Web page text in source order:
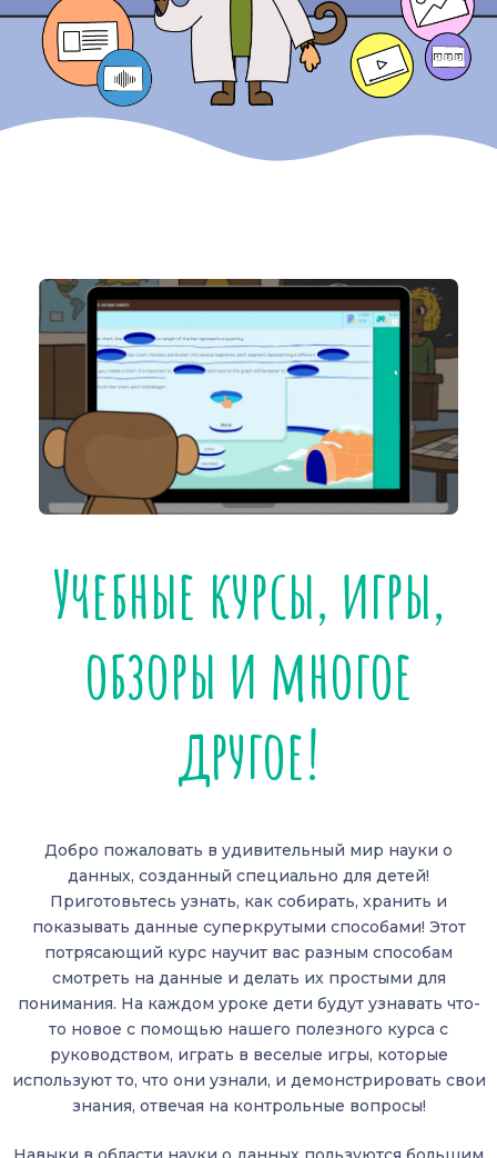
Учебные курсы, игры,
обзоры и многое
другое!
Добро пожаловать в удивительный мир науки о
данных, созданный специально для детей!
Приготовьтесь узнать, как собирать, хранить и
показывать данные суперкрутыми способами! Этот
потрясающий курс научит вас разным способам
смотреть на данные и делать их простыми для
понимания. На каждом уроке дети будут узнавать что-
то новое с помощью нашего полезного курса с
руководством, играть в веселые игры, которые
используют то, что они узнали, и демонстрировать свои
знания, отвечая на контрольные вопросы!